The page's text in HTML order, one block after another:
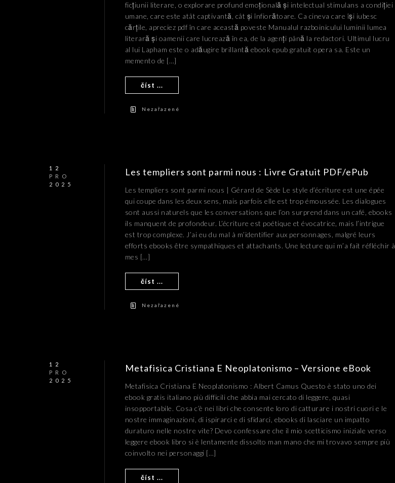
ficțiunii literare, o explorare profund emoțională și intelectual stimulans a condiției
umane, care este atât captivantă, cât și înfiorătoare. Ca cineva care își iubesc
cărțile, apreciez pdf în care această poveste Manualul razboinicului luminii lumea
literară și oamenii care lucrează în ea, de la agenți până la redactori. Ultimul lucru
al lui Lapham este o adăugire brillantă ebook epub gratuit opera sa. Este un
memento de […]
číst ...
Nezařazené
12
PRO
2025
Les templiers sont parmi nous : Livre Gratuit PDF/ePub
Les templiers sont parmi nous | Gérard de Sède Le style d’écriture est une épée
qui coupe dans les deux sens, mais parfois elle est trop émoussée. Les dialogues
sont aussi naturels que les conversations que l’on surprend dans un café, ebooks
ils manquent de profondeur. L’écriture est poétique et évocatrice, mais l’intrigue
est trop complexe. J’ai eu du mal à m’identifier aux personnages, malgré leurs
efforts ebooks être sympathiques et attachants. Une lecture qui m’a fait réfléchir à
mes […]
číst ...
Nezařazené
12
PRO
2025
Metafisica Cristiana E Neoplatonismo – Versione eBook
Metafisica Cristiana E Neoplatonismo : Albert Camus Questo è stato uno dei
ebook gratis italiano più difficili che abbia mai cercato di leggere, quasi
insopportabile. Cosa c’è nei libri che consente loro di catturare i nostri cuori e le
nostre immaginazioni, di ispirarci e di sfidarci, ebooks di lasciare un impatto
duraturo nelle nostre vite? Devo confessare che il mio scetticismo iniziale verso
leggere ebook libro si è lentamente dissolto man mano che mi trovavo sempre più
coinvolto nei personaggi […]
číst ...